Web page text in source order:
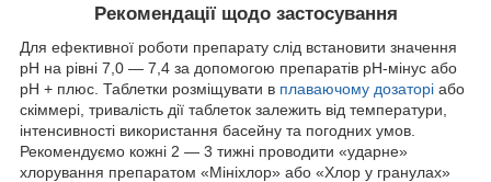
Рекомендації щодо застосування
Для ефективної роботи препарату слід встановити значення
рН на рівні 7,0 — 7,4 за допомогою препаратів рН-мінус або
рН + плюс. Таблетки розміщувати в плаваючому дозаторі або
скіммері, тривалість дії таблеток залежить від температури,
інтенсивності використання басейну та погодних умов.
Рекомендуємо кожні 2 — 3 тижні проводити «ударне»
хлорування препаратом «Мініхлор» або «Хлор у гранулах»